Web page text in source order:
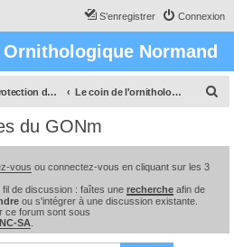
Connexion
S’enregistrer
Normand
Étude & Protection des Oiseaux et de leurs milieux en Normandie Le coin de l'ornithologue : observations, études & enquêtes
du GONm
vous ou connectez-vous en cliquant sur les 3
fil de discussion : faîtes une recherche afin de
ou s'intégrer à une discussion existante.
ce forum sont sous
SA